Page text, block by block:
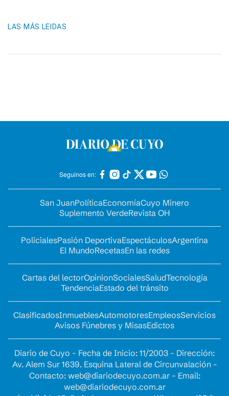
LAS MÁS LEIDAS
Seguinos en:
San JuanPolíticaEconomíaCuyo Minero
Suplemento VerdeRevista OH
PolicialesPasión DeportivaEspectáculosArgentina
El MundoRecetasEn las redes
Cartas del lectorOpinionSocialesSaludTecnología
TendenciaEstado del tránsito
ClasificadosInmueblesAutomotoresEmpleosServicios
Avisos Fúnebres y MisasEdictos
Diario de Cuyo - Fecha de Inicio: 11/2003 - Dirección:
Av. Alem Sur 1639. Esquina Lateral de Circunvalación -
Contacto: web@diariodecuyo.com.ar- Email:
web@diariodecuyo.com.ar